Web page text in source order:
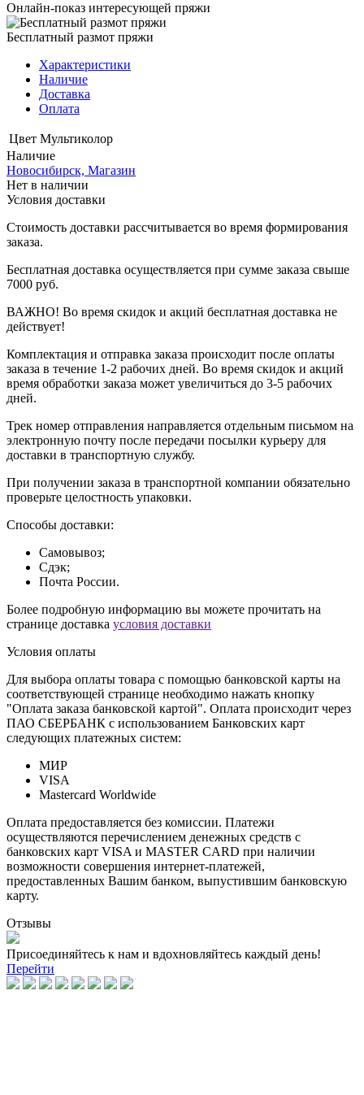
Онлайн-показ интересующей пряжи
Бесплатный размот пряжи
Характеристики
Наличие
Доставка
Оплата
Цвет Мультиколор
Наличие
Новосибирск, Магазин
Нет в наличии
Условия доставки
Стоимость доставки рассчитывается во время формирования
заказа.
Бесплатная доставка осуществляется при сумме заказа свыше
7000 руб.
ВАЖНО! Во время скидок и акций бесплатная доставка не
действует!
Комплектация и отправка заказа происходит после оплаты
заказа в течение 1-2 рабочих дней. Во время скидок и акций
время обработки заказа может увеличиться до 3-5 рабочих
дней.
Трек номер отправления направляется отдельным письмом на
электронную почту после передачи посылки курьеру для
доставки в транспортную службу.
При получении заказа в транспортной компании обязательно
проверьте целостность упаковки.
Способы доставки:
Самовывоз;
Сдэк;
Почта России.
Более подробную информацию вы можете прочитать на
странице доставка условия доставки
Условия оплаты
Для выбора оплаты товара с помощью банковской карты на
соответствующей странице необходимо нажать кнопку
"Оплата заказа банковской картой". Оплата происходит через
ПАО СБЕРБАНК с использованием Банковских карт
следующих платежных систем:
МИР
VISA
Mastercard Worldwide
Оплата предоставляется без комиссии. Платежи
осуществляются перечислением денежных средств с
банковских карт VISA и MASTER CARD при наличии
возможности совершения интернет-платежей,
предоставленных Вашим банком, выпустившим банковскую
карту.
Отзывы
Присоединяйтесь к нам и вдохновляйтесь каждый день!
Перейти